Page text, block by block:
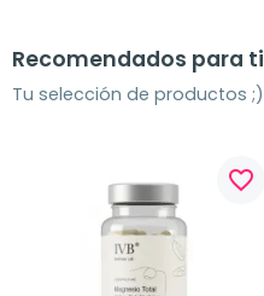
Recomendados para ti
Tu selección de productos ;)
favorite_border